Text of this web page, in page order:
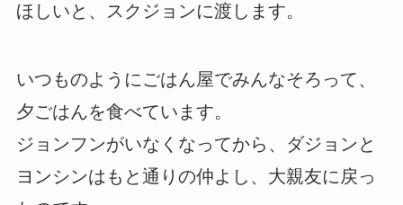
ほしいと、スクジョンに渡します。
いつものようにごはん屋でみんなそろって、
夕ごはんを食べています。
ジョンフンがいなくなってから、ダジョンと
ヨンシンはもと通りの仲よし、大親友に戻っ